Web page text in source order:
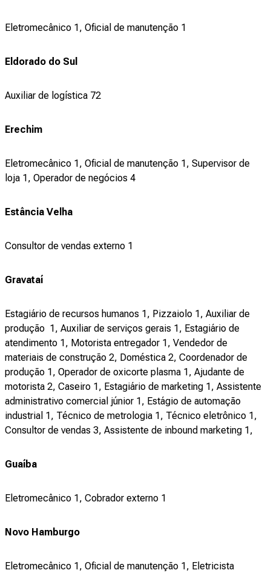
Eletromecânico 1, Oficial de manutenção 1
Eldorado do Sul
Auxiliar de logística 72
Erechim
Eletromecânico 1, Oficial de manutenção 1, Supervisor de
loja 1, Operador de negócios 4
Estância Velha
Consultor de vendas externo 1
Gravataí
Estagiário de recursos humanos 1, Pizzaiolo 1, Auxiliar de
produção 1, Auxiliar de serviços gerais 1, Estagiário de
atendimento 1, Motorista entregador 1, Vendedor de
materiais de construção 2, Doméstica 2, Coordenador de
produção 1, Operador de oxicorte plasma 1, Ajudante de
motorista 2, Caseiro 1, Estagiário de marketing 1, Assistente
administrativo comercial júnior 1, Estágio de automação
industrial 1, Técnico de metrologia 1, Técnico eletrônico 1,
Consultor de vendas 3, Assistente de inbound marketing 1,
Guaíba
Eletromecânico 1, Cobrador externo 1
Novo Hamburgo
Eletromecânico 1, Oficial de manutenção 1, Eletricista